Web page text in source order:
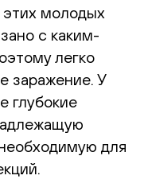
молодых
с каким-
легко
заражение. У
глубокие
для